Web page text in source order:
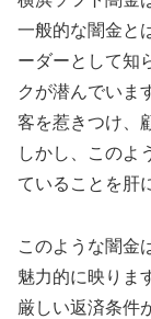
一般的な闇金と
ーダーとして知
クが潜んでいま
客を惹きつけ、
しかし、このよ
ていることを肝
このような闇金
魅力的に映りま
厳しい返済条件